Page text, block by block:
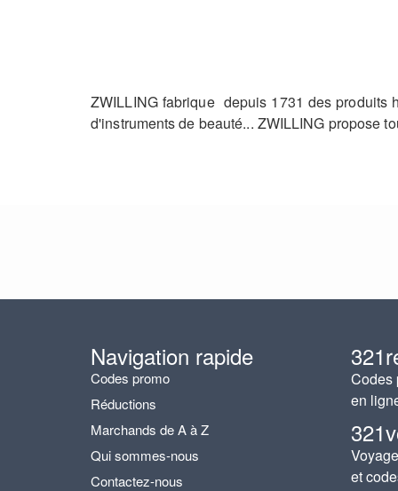
ZWILLING fabrique depuis 1731 des produits
d'instruments de beauté... ZWILLING propose
Navigation rapide
Codes promo
Réductions
Marchands de A à Z
Qui sommes-nous
Contactez-nous
Codes
en
et